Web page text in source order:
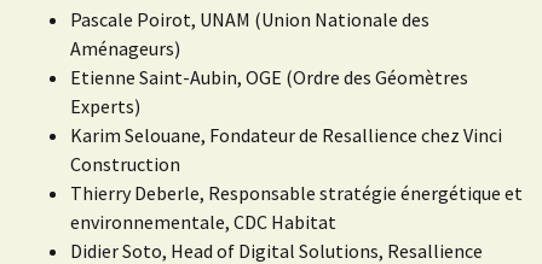
Pascale Poirot, UNAM (Union Nationale des
Aménageurs)
Etienne Saint-Aubin, OGE (Ordre des Géomètres
Experts)
Karim Selouane, Fondateur de Resallience chez Vinci
Construction
Thierry Deberle, Responsable stratégie énergétique et
environnementale, CDC Habitat
Didier Soto, Head of Digital Solutions, Resallience